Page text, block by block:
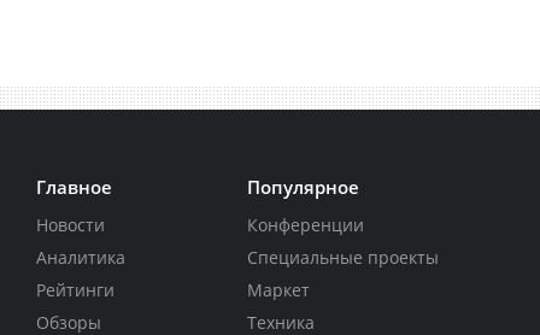
Главное
Новости
Аналитика
Рейтинги
Обзоры
Популярное
Конференции
Специальные проекты
Маркет
Техника